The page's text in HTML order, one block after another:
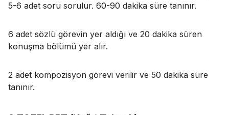
5-6 adet soru sorulur. 60-90 dakika süre tanınır.
6 adet sözlü görevin yer aldığı ve 20 dakika süren
konuşma bölümü yer alır.
2 adet kompozisyon görevi verilir ve 50 dakika süre
tanınır.